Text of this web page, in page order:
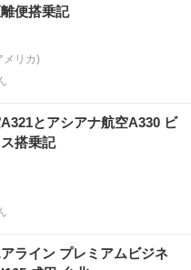
便搭乗記
メリカ)
とアシアナ航空A330 ビ
搭乗記
ライン プレミアムビジネ